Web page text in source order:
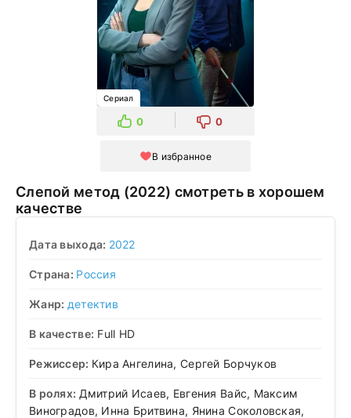
Сериал
0 0
В избранное
Слепой метод (2022) смотреть в хорошем
качестве
Дата выхода: 2022
Страна: Россия
Жанр: детектив
В качестве: Full HD
Режиссер: Кира Ангелина, Сергей Борчуков
В ролях: Дмитрий Исаев, Евгения Вайс, Максим
Виноградов, Инна Бритвина, Янина Соколовская,